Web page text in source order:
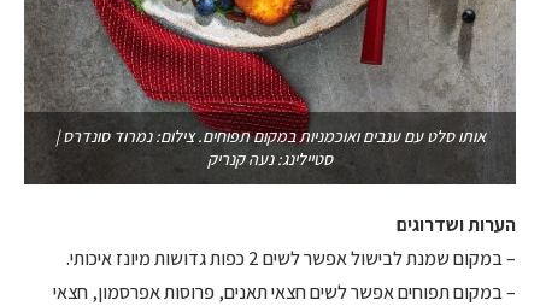
אותו סלט עם ענבים ואוכמניות במקום תפוחים. צילום: נמרוד סונדרס |
סטיילינג: נעה קנריק
הערות ושדרוגים
– במקום שמנת לבישול אפשר לשים 2 כפות גדושות מיונז איכותי.
– במקום תפוחים אפשר לשים חצאי תאנים, פרוסות אפרסמון, חצאי